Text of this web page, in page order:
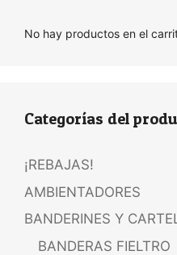
No hay productos en el
Categorías del
¡REBAJAS!
AMBIENTADORES
BANDERINES Y
BANDERAS FIELTRO